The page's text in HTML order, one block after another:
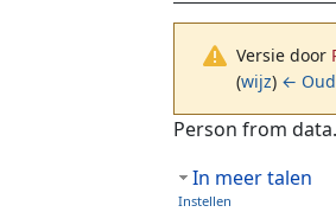
Versie door
(wijz) ←
Ga naar:navigatie
Person from
In meer talen
Instellen